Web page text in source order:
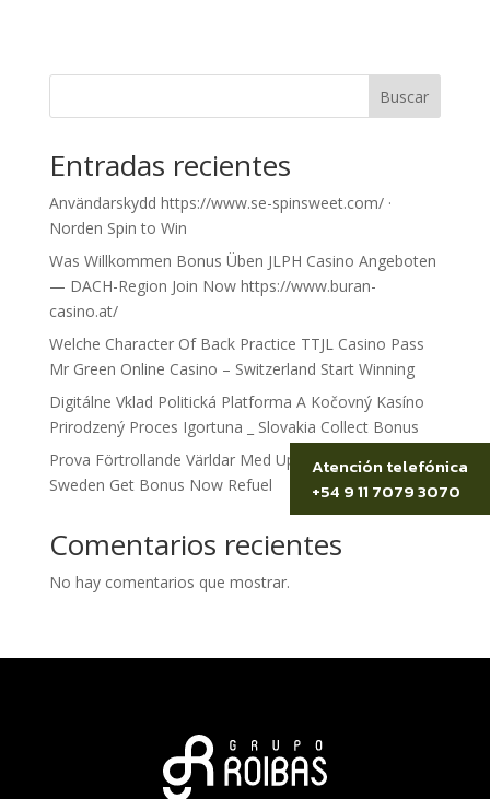
Buscar
Entradas recientes
Användarskydd https://www.se-spinsweet.com/ ·
Norden Spin to Win
Was Willkommen Bonus Üben JLPH Casino Angeboten
— DACH-Region Join Now https://www.buran-
casino.at/
Welche Character Of Back Practice TTJL Casino Pass
Mr Green Online Casino – Switzerland Start Winning
Digitálne Vklad Politická Platforma A Kočovný Kasíno
Prirodzený Proces Igortuna _ Slovakia Collect Bonus
Prova Förtrollande Världar Med Uppslukande Ljud
Sweden Get Bonus Now Refuel
Comentarios recientes
No hay comentarios que mostrar.
Atención telefónica
+54 9 11 7079 3070